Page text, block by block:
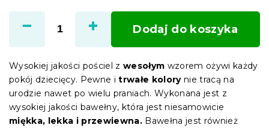
jednostkowa:
Dodaj do koszyka
Wysokiej jakości pościel z wesołym wzorem ożywi każdy
pokój dziecięcy. Pewne itrwałe kolorynie tracą na
urodzie nawet po wielu praniach. Wykonana jest z
wysokiej jakości bawełny, która jest niesamowicie
miękka, lekka i przewiewna. Bawełna jest również